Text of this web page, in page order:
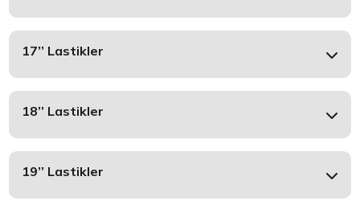
17’’ Lastikler
18’’ Lastikler
19’’ Lastikler